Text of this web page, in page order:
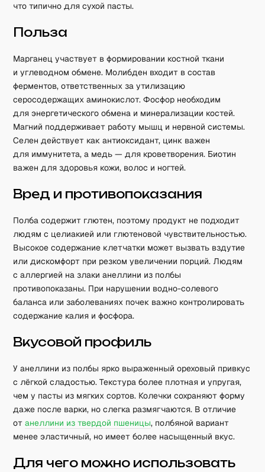
что типично для сухой пасты.
Польза
Марганец участвует в формировании костной ткани
и углеводном обмене. Молибден входит в состав
ферментов, ответственных за утилизацию
серосодержащих аминокислот. Фосфор необходим
для энергетического обмена и минерализации костей.
Магний поддерживает работу мышц и нервной системы.
Селен действует как антиоксидант, цинк важен
для иммунитета, а медь — для кроветворения. Биотин
важен для здоровья кожи, волос и ногтей.
Вред и противопоказания
Полба содержит глютен, поэтому продукт не подходит
людям с целиакией или глютеновой чувствительностью.
Высокое содержание клетчатки может вызвать вздутие
или дискомфорт при резком увеличении порций. Людям
с аллергией на злаки анеллини из полбы
противопоказаны. При нарушении водно-солевого
баланса или заболеваниях почек важно контролировать
содержание калия и фосфора.
Вкусовой профиль
У анеллини из полбы ярко выраженный ореховый привкус
с лёгкой сладостью. Текстура более плотная и упругая,
чем у пасты из мягких сортов. Колечки сохраняют форму
даже после варки, но слегка размягчаются. В отличие
отанеллини из твердой пшеницы, полбяной вариант
менее эластичный, но имеет более насыщенный вкус.
Для чего можно использовать